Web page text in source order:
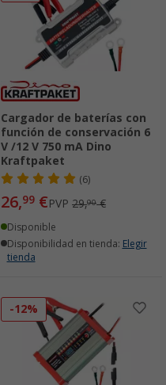
Cargador de baterías con
función de conservación 6
V /12 V 750 mA Dino
Kraftpaket
(6)
26,99 €PVP 29,90€
Disponible
Disponibilidad en tienda: Elegir
tienda
-12%